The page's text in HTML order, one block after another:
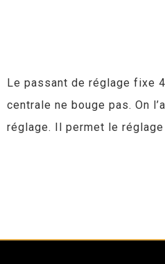
Le passant de réglage fixe
centrale ne bouge pas. On
réglage. Il permet le